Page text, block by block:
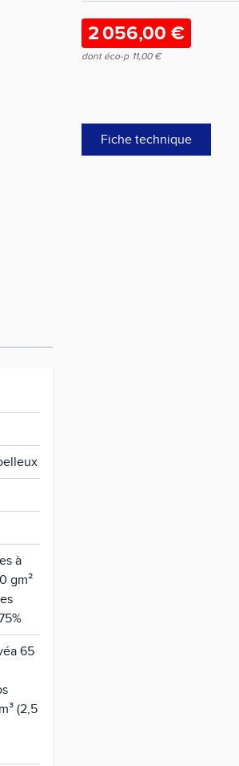
2 056,00 €
dont éco-p 11,00 €
Fiche technique
à
gm²
65
(2,5